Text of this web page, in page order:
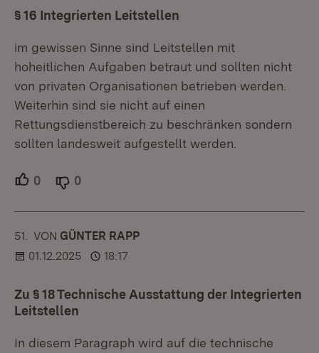
§ 16 Integrierten Leitstellen
im gewissen Sinne sind Leitstellen mit
hoheitlichen Aufgaben betraut und sollten nicht
von privaten Organisationen betrieben werden.
Weiterhin sind sie nicht auf einen
Rettungsdienstbereich zu beschränken sondern
sollten landesweit aufgestellt werden.
0 Unterstützer.
0
51. KOMMENTAR
VON :GÜNTER RAPP
01.12.2025
18:17
Zu § 18 Technische Ausstattung der Integrierten
Leitstellen
In diesem Paragraph wird auf die technische